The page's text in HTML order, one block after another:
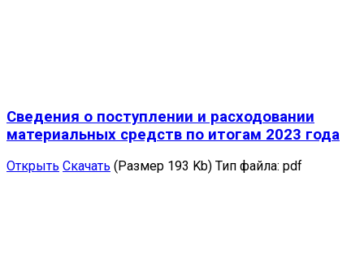
Сведения о поступлении и расходовании
материальных средств по итогам 2023 года
Открыть Скачать (Размер 193 Kb) Тип файла: pdf